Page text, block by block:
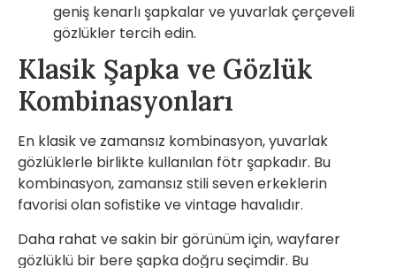
geniş kenarlı şapkalar ve yuvarlak çerçeveli
gözlükler tercih edin.
Klasik Şapka ve Gözlük
Kombinasyonları
En klasik ve zamansız kombinasyon, yuvarlak
gözlüklerle birlikte kullanılan fötr şapkadır. Bu
kombinasyon, zamansız stili seven erkeklerin
favorisi olan sofistike ve vintage havalıdır.
Daha rahat ve sakin bir görünüm için, wayfarer
gözlüklü bir bere şapka doğru seçimdir. Bu